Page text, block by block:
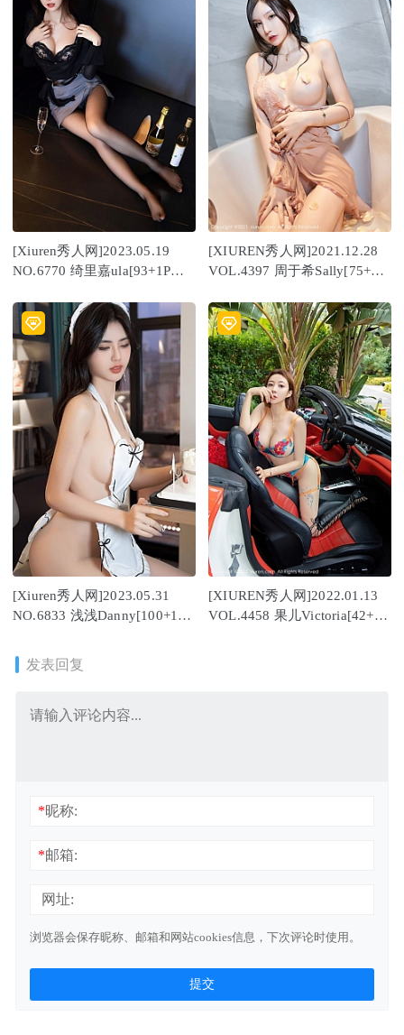
[Xiuren秀人网]2023.05.19
NO.6770 绮里嘉ula[93+1P／
[XIUREN秀人网]2021.12.28
VOL.4397 周于希Sally[75+1P
[Xiuren秀人网]2023.05.31
NO.6833 浅浅Danny[100+1P
[XIUREN秀人网]2022.01.13
VOL.4458 果儿Victoria[42+1P
发表回复
*昵称:
*邮箱:
网址:
浏览器会保存昵称、邮箱和网站cookies信息，下次评论时使用。